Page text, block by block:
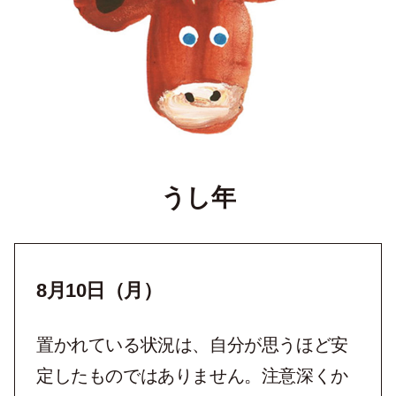
うし年
8月10日（月）
置かれている状況は、自分が思うほど安
定したものではありません。注意深くか